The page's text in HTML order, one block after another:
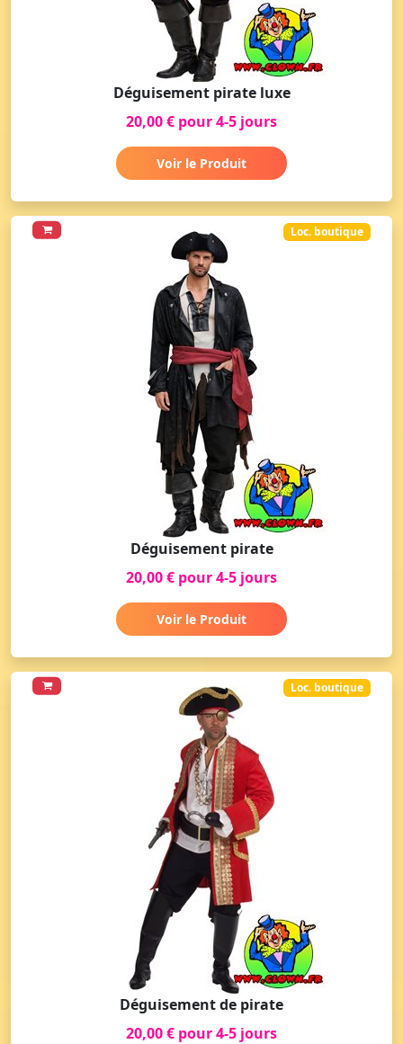
Déguisement pirate luxe
20,00 € pour 4-5 jours
Voir le Produit
Loc. boutique
Déguisement pirate
20,00 € pour 4-5 jours
Voir le Produit
Loc. boutique
Déguisement de pirate
20,00 € pour 4-5 jours